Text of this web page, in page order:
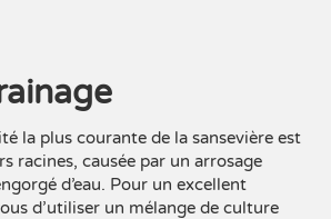
la plus courante de la sansevière est
racines, causée par un arrosage
d’eau. Pour un excellent
d’utiliser un mélange de culture